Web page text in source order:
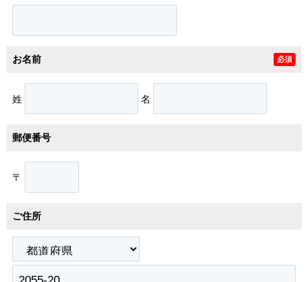
お名前 必須
姓 名
郵便番号
〒
ご住所